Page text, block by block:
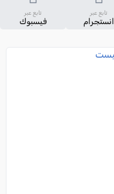
تابع عبر
انستجرام
تابع عبر
فيسبوك